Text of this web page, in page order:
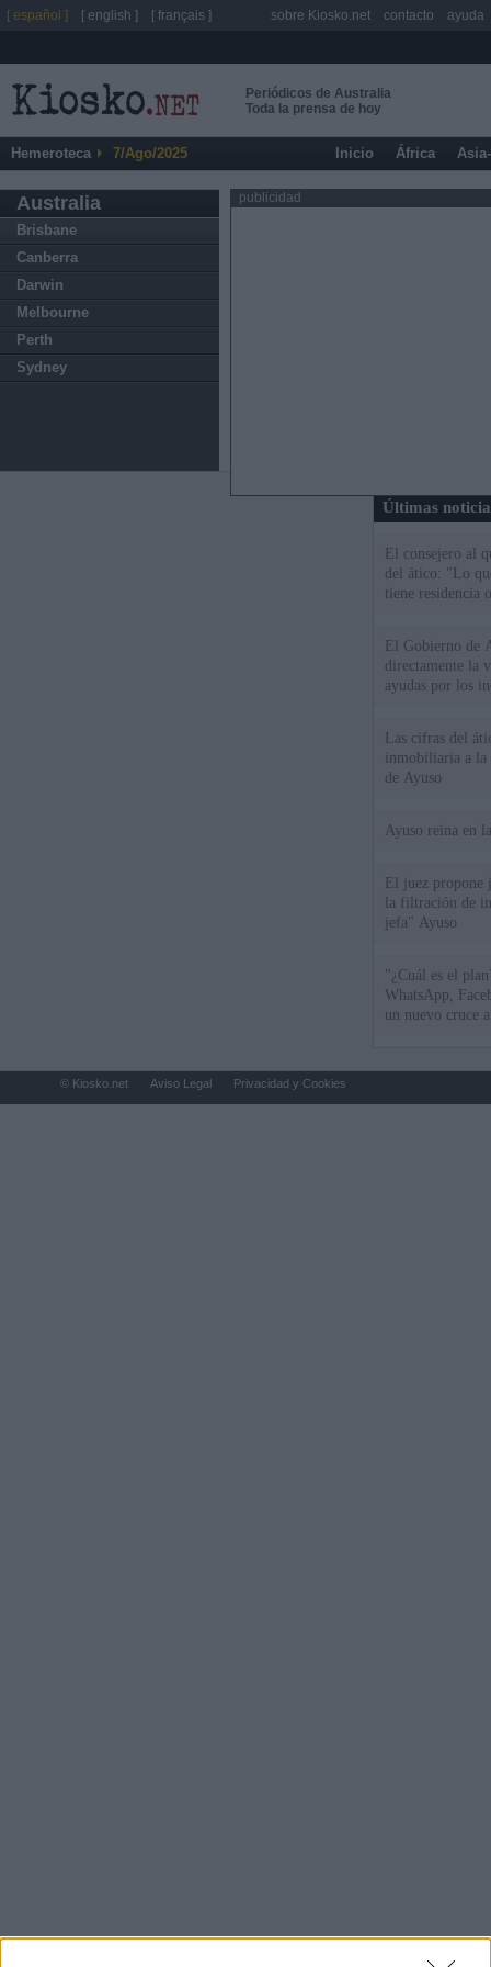
Periódicos de Australia
Toda la prensa de hoy
Hemeroteca 7/Ago/2025 Inicio África
Australia
Brisbane
Canberra
Darwin
Melbourne
Perth
Sydney
publicidad
Últimas
El consejero al
del ático: "Lo
tiene residencia
El Gobierno de
directamente la
ayudas por los
Las cifras del
inmobiliaria a la
de Ayuso
Ayuso reina en
El juez propone
la filtración de
jefa" Ayuso
"¿Cuál es el
WhatsApp,
un nuevo cruce
[ español ] [ english ] [ français ] sobre Kiosko.net contacto ayuda
© Kiosko.net Aviso Legal Privacidad y Cookies